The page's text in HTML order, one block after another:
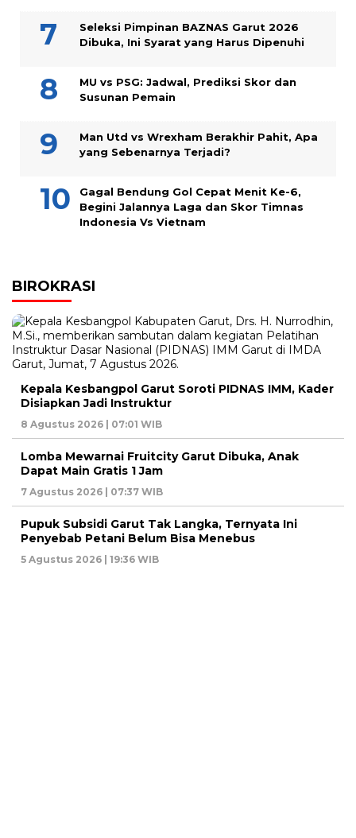
Seleksi Pimpinan BAZNAS Garut 2026
Dibuka, Ini Syarat yang Harus Dipenuhi
MU vs PSG: Jadwal, Prediksi Skor dan
Susunan Pemain
Man Utd vs Wrexham Berakhir Pahit, Apa
yang Sebenarnya Terjadi?
Gagal Bendung Gol Cepat Menit Ke-6,
Begini Jalannya Laga dan Skor Timnas
Indonesia Vs Vietnam
BIROKRASI
Kepala Kesbangpol Garut Soroti PIDNAS IMM, Kader
Disiapkan Jadi Instruktur
8 Agustus 2026 | 07:01 WIB
Lomba Mewarnai Fruitcity Garut Dibuka, Anak
Dapat Main Gratis 1 Jam
7 Agustus 2026 | 07:37 WIB
Pupuk Subsidi Garut Tak Langka, Ternyata Ini
Penyebab Petani Belum Bisa Menebus
5 Agustus 2026 | 19:36 WIB